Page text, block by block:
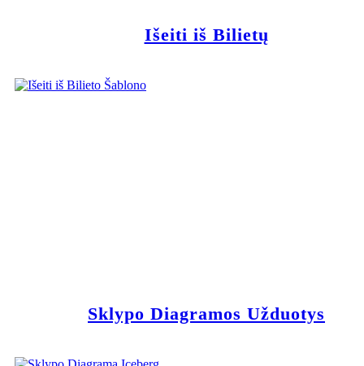
Išeiti iš Bilietų
Sklypo Diagramos Užduotys